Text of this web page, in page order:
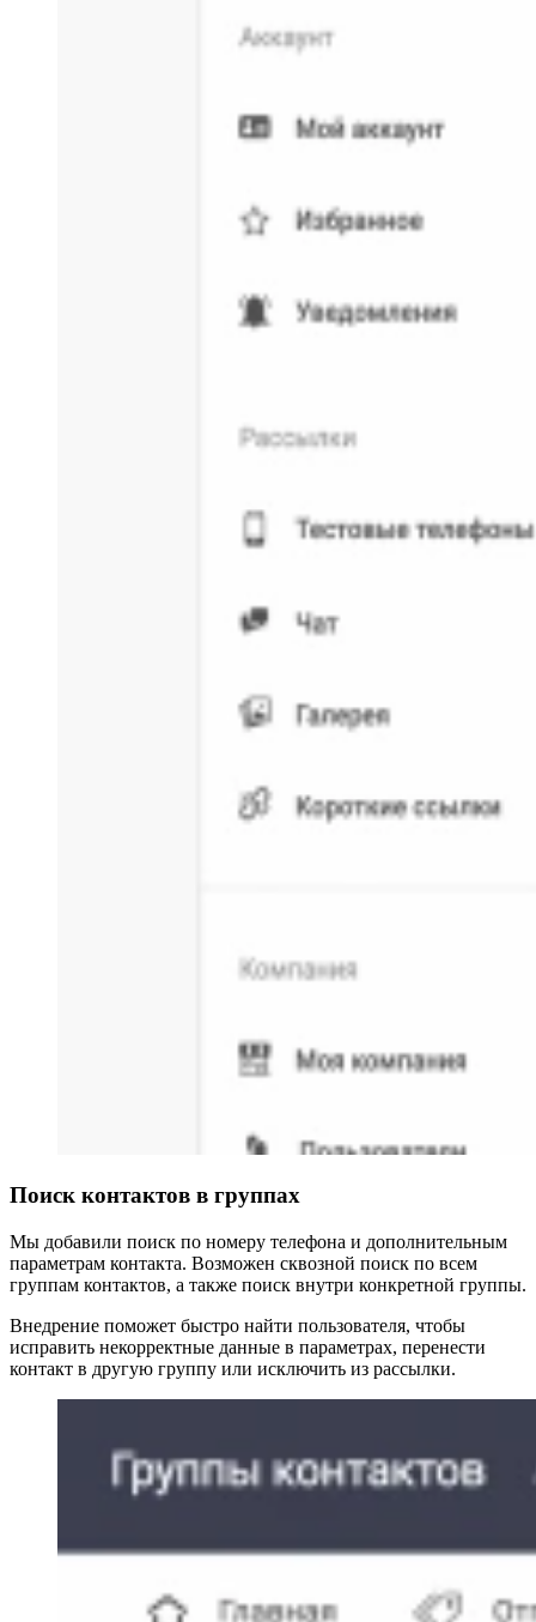
Поиск контактов в группах
Мы добавили поиск по номеру телефона и дополнительным
параметрам контакта. Возможен сквозной поиск по всем
группам контактов, а также поиск внутри конкретной группы.
Внедрение поможет быстро найти пользователя, чтобы
исправить некорректные данные в параметрах, перенести
контакт в другую группу или исключить из рассылки.